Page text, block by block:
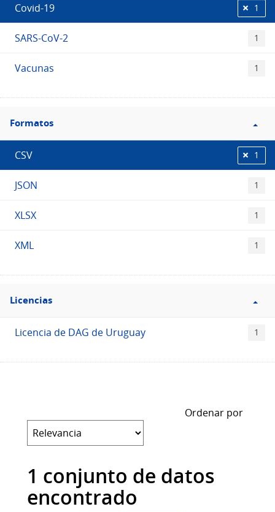
Covid-19 1
SARS-CoV-2 1
Vacunas 1
Filtro
Formatos
Formatos
CSV 1
JSON 1
XLSX 1
XML 1
Filtro
Licencias
Licencias
Licencia de DAG de Uruguay 1
Ordenar por
1 conjunto de datos
encontrado